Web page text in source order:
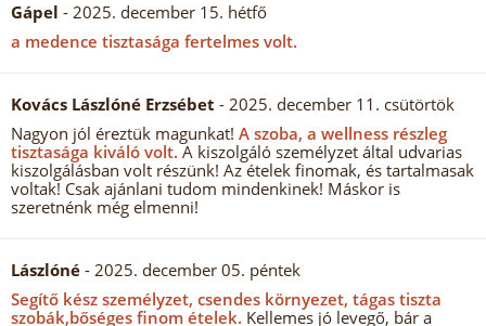
Gápel - 2025. december 15. hétfő
a medence tisztasága fertelmes volt.
Kovács Lászlóné Erzsébet - 2025. december 11. csütörtök
Nagyon jól éreztük magunkat! A szoba, a wellness részleg
tisztasága kiváló volt. A kiszolgáló személyzet által udvarias
kiszolgálásban volt részünk! Az ételek finomak, és tartalmasak
voltak! Csak ajánlani tudom mindenkinek! Máskor is
szeretnénk még elmenni!
Lászlóné - 2025. december 05. péntek
Segítő kész személyzet, csendes környezet, tágas tiszta
szobák,bőséges finom ételek. Kellemes jó levegő, bár a